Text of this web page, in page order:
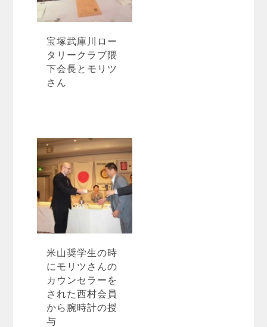
宝塚武庫川ロー
タリークラブ隈
下会長とモリツ
さん
米山奨学生の時
にモリツさんの
カウンセラーを
された西村会員
から腕時計の授
与